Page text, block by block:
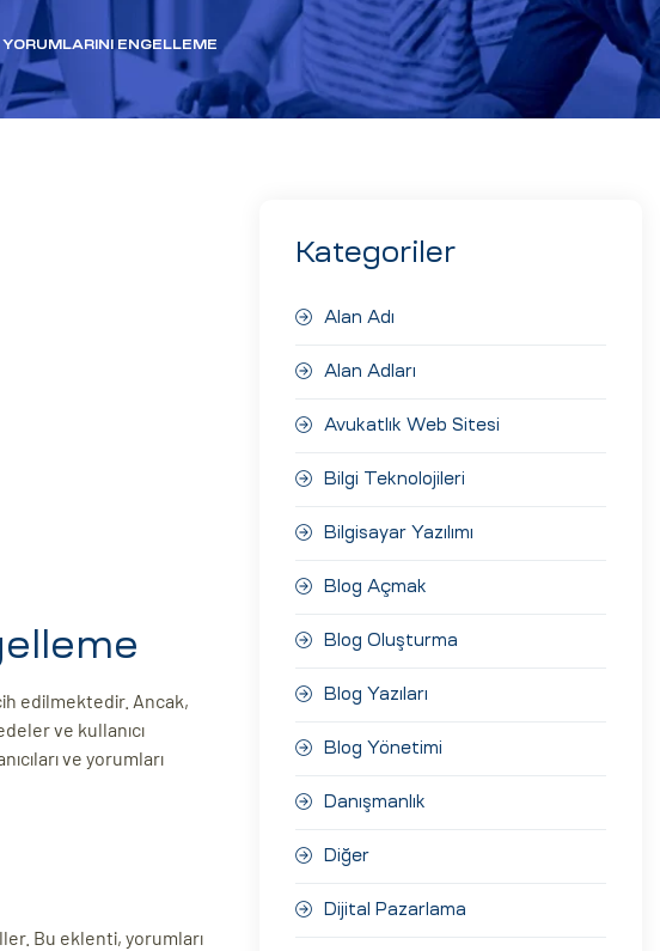
ENGELLEME
edilmektedir. Ancak,
ve kullanıcı
ve yorumları
Bu eklenti, yorumları
Kategoriler
Alan Adı
Alan Adları
Avukatlık Web Sitesi
Bilgi Teknolojileri
Bilgisayar Yazılımı
Blog Açmak
Blog Oluşturma
Blog Yazıları
Blog Yönetimi
Danışmanlık
Diğer
Dijital Pazarlama